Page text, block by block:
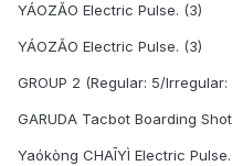
YÁOZĂO Electric Pulse. (3)
YÁOZĂO Electric Pulse. (3)
GROUP 2 (Regular: 5/Irregular:
GARUDA Tacbot Boarding
Yaókòng CHAĪYÌ Electric